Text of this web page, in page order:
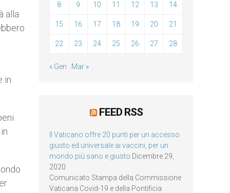
alla
in
8 9 10 11 12 13 14
15 16 17 18 19 20 21
22 23 24 25 26 27 28
« Gen Mar »
FEED RSS
Il Vaticano offre 20 punti per un accesso
giusto ed universale ai vaccini, per un
mondo più sano e giusto Dicembre 29,
2020
Comunicato Stampa della Commissione
Vaticana Covid-19 e della Pontificia